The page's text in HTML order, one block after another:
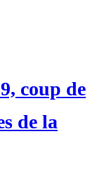
coup de
de la